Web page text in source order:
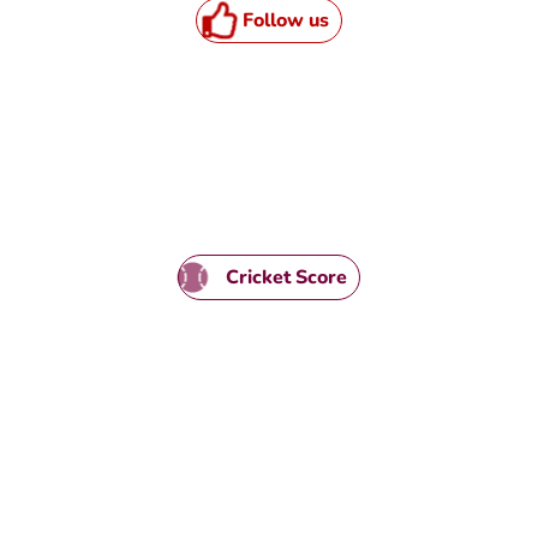
HTML / JS Code
Follow us
Cricket Score